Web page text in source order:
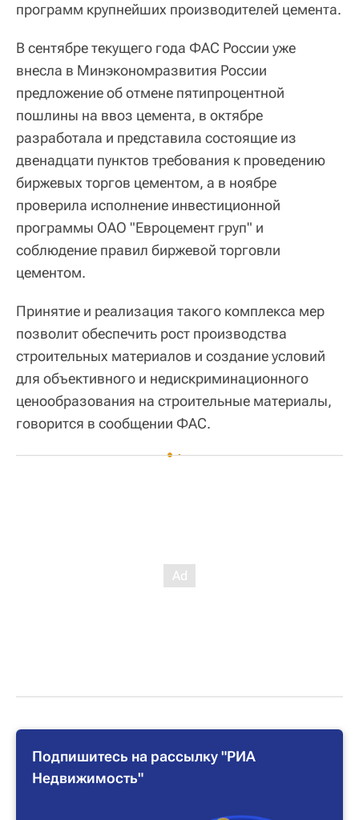
программ крупнейших производителей цемента.
В сентябре текущего года ФАС России уже
внесла в Минэкономразвития России
предложение об отмене пятипроцентной
пошлины на ввоз цемента, в октябре
разработала и представила состоящие из
двенадцати пунктов требования к проведению
биржевых торгов цементом, а в ноябре
проверила исполнение инвестиционной
программы ОАО "Евроцемент груп" и
соблюдение правил биржевой торговли
цементом.
Принятие и реализация такого комплекса мер
позволит обеспечить рост производства
строительных материалов и создание условий
для объективного и недискриминационного
ценообразования на строительные материалы,
говорится в сообщении ФАС.
Подпишитесь на рассылку "РИА
Недвижимость"